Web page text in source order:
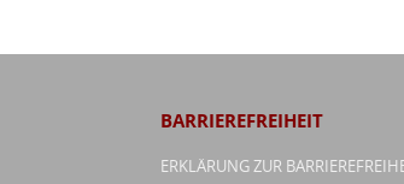
BARRIEREFREIHEIT
ERKLÄRUNG ZUR